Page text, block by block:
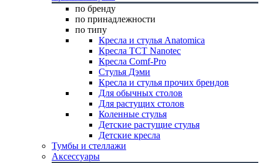
по бренду
по принадлежности
по типу
Кресла и стулья Anatomica
Кресла TCT Nanotec
Кресла Comf-Pro
Стулья Дэми
Кресла и стулья прочих брендов
Для обычных столов
Для растущих столов
Коленные стулья
Детские растущие стулья
Детские кресла
Тумбы и стеллажи
Аксессуары